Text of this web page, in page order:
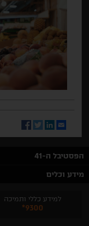
Email
LinkedIn
Twitter
Facebook
הפסטיבל ה-41
מידע וכלים
למידע כללי ותמיכה
*9300